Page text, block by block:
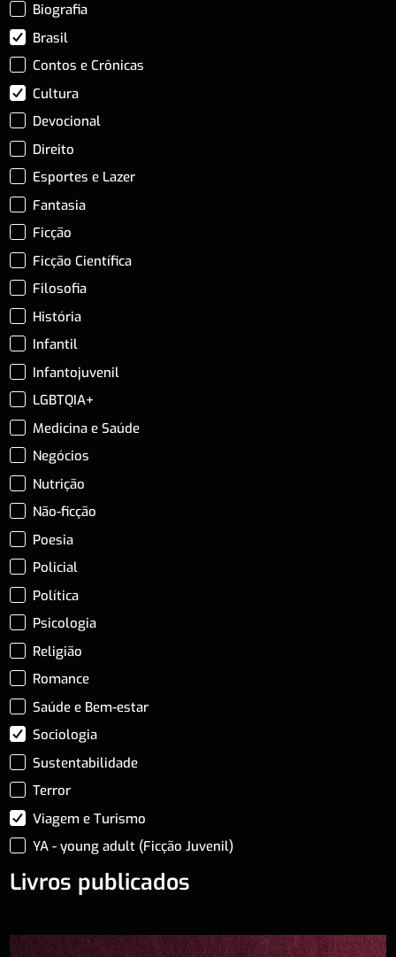
Biografia
Brasil
Contos e Crônicas
Cultura
Devocional
Direito
Esportes e Lazer
Fantasia
Ficção
Ficção Científica
Filosofia
História
Infantil
Infantojuvenil
LGBTQIA+
Medicina e Saúde
Negócios
Nutrição
Não-ficção
Poesia
Policial
Política
Psicologia
Religião
Romance
Saúde e Bem-estar
Sociologia
Sustentabilidade
Terror
Viagem e Turismo
YA - young adult (Ficção Juvenil)
Livros publicados